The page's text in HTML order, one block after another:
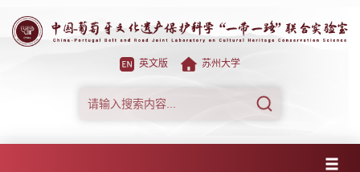
英文版 苏州大学